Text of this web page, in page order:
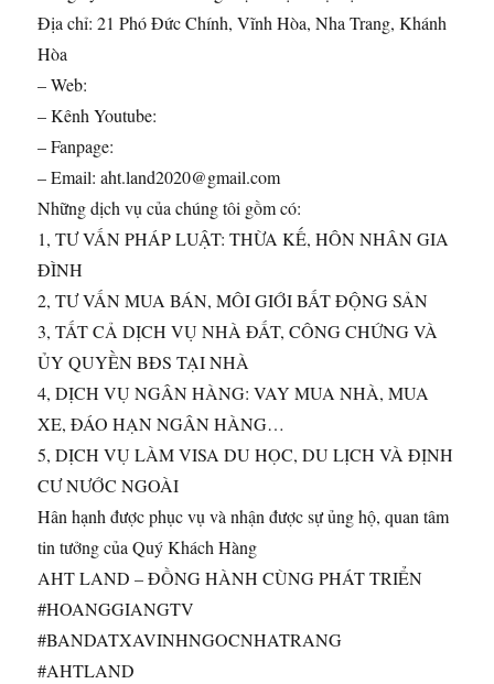
Địa chỉ: 21 Phó Đức Chính, Vĩnh Hòa, Nha Trang, Khánh
Hòa
– Web:
– Kênh Youtube:
– Fanpage:
– Email: aht.land2020@gmail.com
Những dịch vụ của chúng tôi gồm có:
1, TƯ VẤN PHÁP LUẬT: THỪA KẾ, HÔN NHÂN GIA
ĐÌNH
2, TƯ VẤN MUA BÁN, MÔI GIỚI BẤT ĐỘNG SẢN
3, TẤT CẢ DỊCH VỤ NHÀ ĐẤT, CÔNG CHỨNG VÀ
ỦY QUYỀN BĐS TẠI NHÀ
4, DỊCH VỤ NGÂN HÀNG: VAY MUA NHÀ, MUA
XE, ĐÁO HẠN NGÂN HÀNG…
5, DỊCH VỤ LÀM VISA DU HỌC, DU LỊCH VÀ ĐỊNH
CƯ NƯỚC NGOÀI
Hân hạnh được phục vụ và nhận được sự ủng hộ, quan tâm
tin tưởng của Quý Khách Hàng
AHT LAND – ĐỒNG HÀNH CÙNG PHÁT TRIỂN
#HOANGGIANGTV
#BANDATXAVINHNGOCNHATRANG
#AHTLAND